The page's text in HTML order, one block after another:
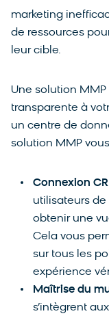
marketing
de ressources
leur cible.
Une solution
transparente à
un centre de
solution MMP
Connexion
utilisateurs de
obtenir une
Cela vous
sur tous les
expérience
Maîtrise du
s’intègrent